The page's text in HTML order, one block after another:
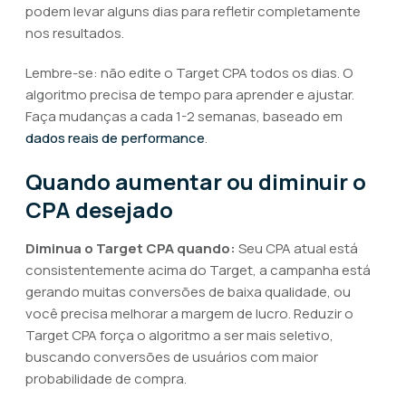
podem levar alguns dias para refletir completamente
nos resultados.
Lembre-se: não edite o Target CPA todos os dias. O
algoritmo precisa de tempo para aprender e ajustar.
Faça mudanças a cada 1-2 semanas, baseado em
dados reais de performance.
Quando aumentar ou diminuir o
CPA desejado
Diminua o Target CPA quando: Seu CPA atual está
consistentemente acima do Target, a campanha está
gerando muitas conversões de baixa qualidade, ou
você precisa melhorar a margem de lucro. Reduzir o
Target CPA força o algoritmo a ser mais seletivo,
buscando conversões de usuários com maior
probabilidade de compra.